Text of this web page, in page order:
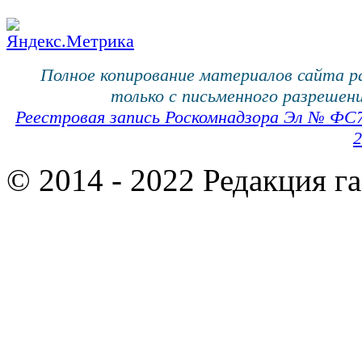
Полное копирование материалов сайта
только с письменного
Реестровая запись Роскомнадзора Эл №
© 2014 - 2022 Редакция